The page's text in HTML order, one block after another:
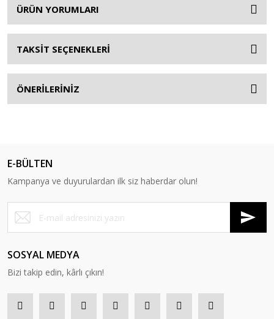
ÜRÜN YORUMLARI
TAKSİT SEÇENEKLERİ
ÖNERİLERİNİZ
E-BÜLTEN
Kampanya ve duyurulardan ilk siz haberdar olun!
SOSYAL MEDYA
Bizi takip edin, kârlı çıkın!